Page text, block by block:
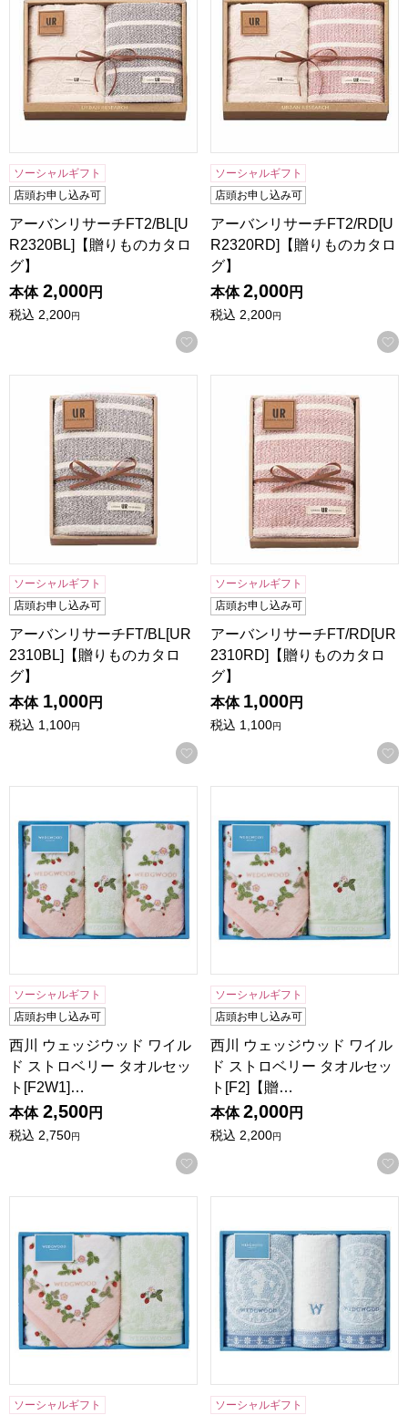
ソーシャルギフト
店頭お申し込み可
アーバンリサーチFT2/BL[U
R2320BL]【贈りものカタロ
グ】
本体 2,000円
税込 2,200円
お気に入りに登録する
ソーシャルギフト
店頭お申し込み可
アーバンリサーチFT2/RD[U
R2320RD]【贈りものカタロ
グ】
本体 2,000円
税込 2,200円
ソーシャルギフト
店頭お申し込み可
アーバンリサーチFT/BL[UR
2310BL]【贈りものカタロ
グ】
本体 1,000円
税込 1,100円
お気に入りに登録する
ソーシャルギフト
店頭お申し込み可
アーバンリサーチFT/RD[UR
2310RD]【贈りものカタロ
グ】
本体 1,000円
税込 1,100円
ソーシャルギフト
店頭お申し込み可
西川 ウェッジウッド ワイル
ド ストロベリー タオルセッ
ト[F2W1]…
本体 2,500円
税込 2,750円
お気に入りに登録する
ソーシャルギフト
店頭お申し込み可
西川 ウェッジウッド ワイル
ド ストロベリー タオルセッ
ト[F2]【贈…
本体 2,000円
税込 2,200円
ソーシャルギフト ソーシャルギフト